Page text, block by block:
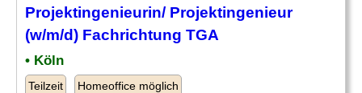
Projektingenieurin/ Projektingenieur
(w/m/d) Fachrichtung TGA
• Köln
Teilzeit Homeoffice möglich